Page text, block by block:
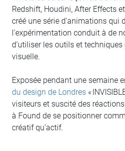
Redshift, Houdini, After Effects
créé une série d'animations qui
l’expérimentation conduit à de
d’utiliser les outils et
visuelle.
Exposée pendant une semaine
du design de Londres «
visiteurs et suscité des
à Found de se positionner
créatif qu’actif.